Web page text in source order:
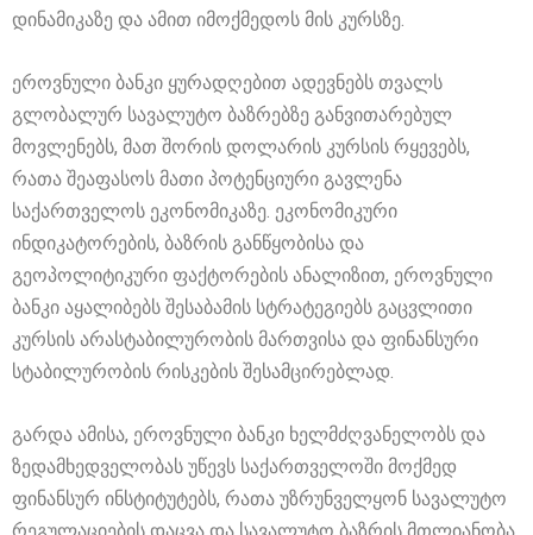
დინამიკაზე და ამით იმოქმედოს მის კურსზე.
ეროვნული ბანკი ყურადღებით ადევნებს თვალს
გლობალურ სავალუტო ბაზრებზე განვითარებულ
მოვლენებს, მათ შორის დოლარის კურსის რყევებს,
რათა შეაფასოს მათი პოტენციური გავლენა
საქართველოს ეკონომიკაზე. ეკონომიკური
ინდიკატორების, ბაზრის განწყობისა და
გეოპოლიტიკური ფაქტორების ანალიზით, ეროვნული
ბანკი აყალიბებს შესაბამის სტრატეგიებს გაცვლითი
კურსის არასტაბილურობის მართვისა და ფინანსური
სტაბილურობის რისკების შესამცირებლად.
გარდა ამისა, ეროვნული ბანკი ხელმძღვანელობს და
ზედამხედველობას უწევს საქართველოში მოქმედ
ფინანსურ ინსტიტუტებს, რათა უზრუნველყონ სავალუტო